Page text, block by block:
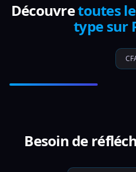
Découvretoutes
type sur
Besoin de